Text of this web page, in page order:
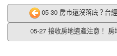
05-30 房市還沒落底？台
05-27 接收房地遺產注意！